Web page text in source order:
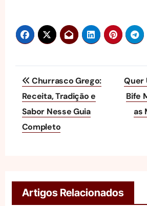
Navegação
de
Post
Churrasco Grego:
Receita, Tradição e
Sabor Nesse Guia
Completo
Quer
Bife
as
Artigos Relacionados